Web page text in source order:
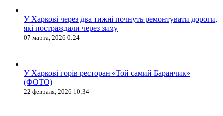
У Харкові через два тижні почнуть ремонтувати дороги,
які постраждали через зиму
07 марта, 2026 0:24
У Харкові горів ресторан «Той самий Баранчик»
(ФОТО)
22 февраля, 2026 10:34